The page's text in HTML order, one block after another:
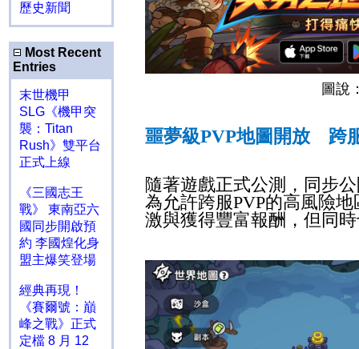
歷史新聞
Most Recent
Entries
末世機甲
SLG《機甲突
襲：Titan
Rush》雙平台
正式上線
《三國志王
戰》 東南亞六
國同步開啟預
約 李國煌化身
盟主爆笑登場
經典再現！
《賽爾號：巔
峰之戰》正式
定檔 8 月 12
圖說
噩夢級PVP地圖開放 跨
隨著遊戲正式公測，同步
為允許跨服PVP的高風險
激與獲得豐富報酬，但同